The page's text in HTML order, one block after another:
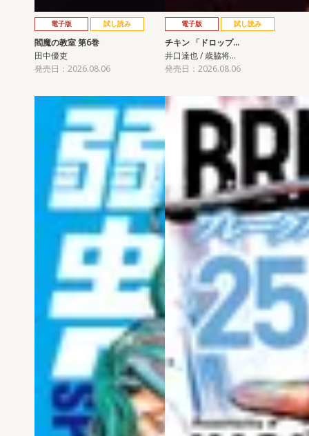
電子版 試し読み
閻魔の教室 第6巻
田中優吏
発売日：2026.08.06
電子版 試し読み
チキン 「ドロップ…
井口達也 / 歳脇将…
発売日：2026.08.06